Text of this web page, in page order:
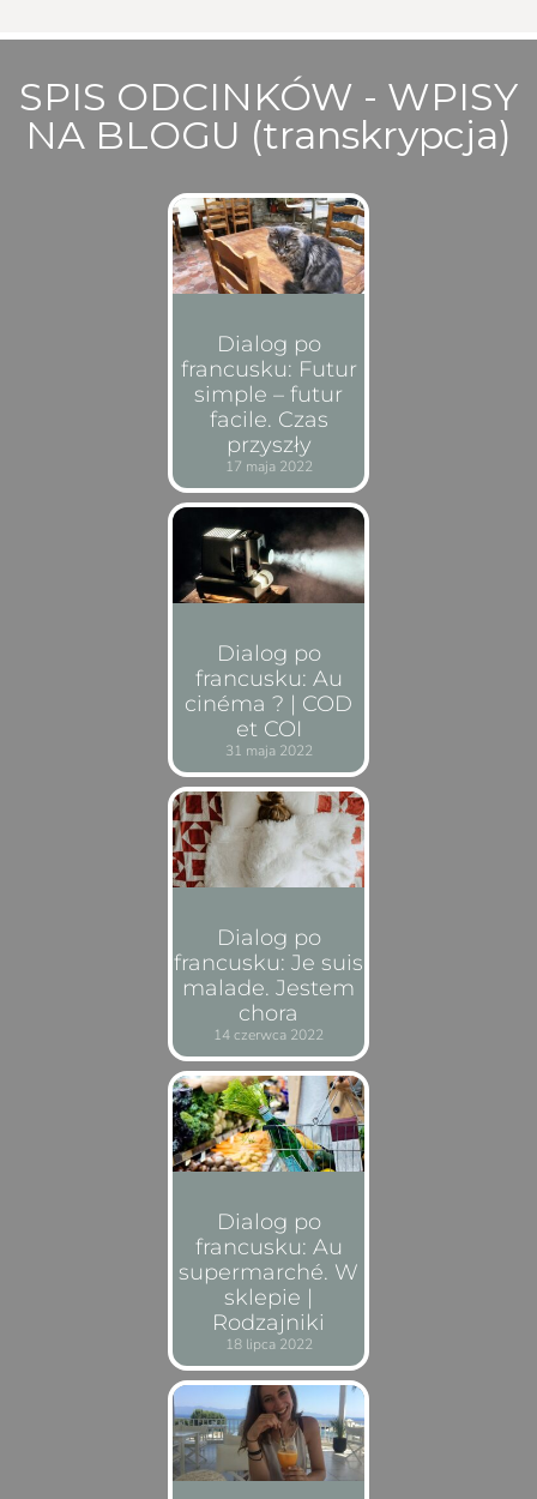
SPIS ODCINKÓW - WPISY
NA BLOGU (transkrypcja)
Dialog po
francusku: Futur
simple – futur
facile. Czas
przyszły
17 maja 2022
Dialog po
francusku: Au
cinéma ? | COD
et COI
31 maja 2022
Dialog po
francusku: Je suis
malade. Jestem
chora
14 czerwca 2022
Dialog po
francusku: Au
supermarché. W
sklepie |
Rodzajniki
18 lipca 2022